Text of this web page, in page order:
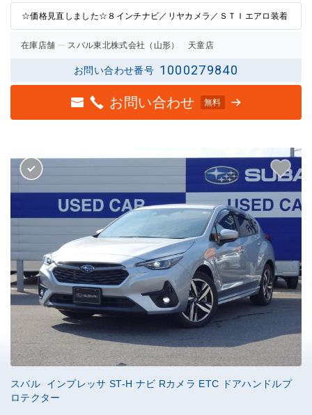
☆価格見直しました☆８インチナビ／リヤカメラ／ＳＴＩエアロ装着
在庫店舗 スバル東北株式会社（山形） 天童店
お問い合わせ番号 1000279840
お問い合わせ 無料
スバル インプレッサ ST-H ナビ Rカメラ ETC ドアハンドルプ
ロテクター